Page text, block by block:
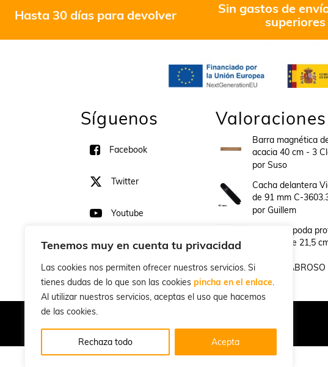
Tenemos muy en cuenta tu privacidad
Las cookies nos permiten ofrecer nuestros servicios. Si
tienes dudas de lo que son las cookies pincha en el enlace.
Al utilizar nuestros servicios, aceptas el uso que hacemos
de las cookies.
Rechaza todo Acepta
Hasta 30 días para devolver
Sin gastos de
Síguenos
Facebook
Twitter
Youtube
Barra magnética
acacia 40 cm - 3
por Suso
Cacha delantera
de 91 mm C-
por Guillem
Tijeras de poda
aluminio de 21,5
por LUIS ANGEL SABROSO